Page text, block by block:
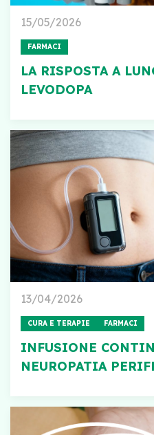
15/05/2026
FARMACI
LA RISPOSTA A
LEVODOPA
13/04/2026
CURA E TERAPIE FARMACI
INFUSIONE
NEUROPATIA